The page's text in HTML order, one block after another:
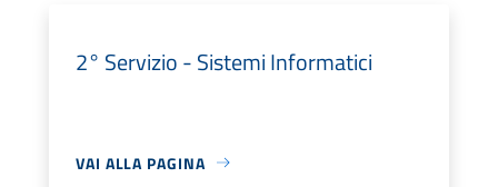
2° Servizio - Sistemi Informatici
VAI ALLA PAGINA